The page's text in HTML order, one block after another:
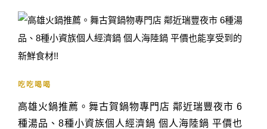
吃吃喝喝
高雄火鍋推薦。舞古賀鍋物專門店 鄰近瑞豐夜市 6
種湯品、8種小資族個人經濟鍋 個人海陸鍋 平價也